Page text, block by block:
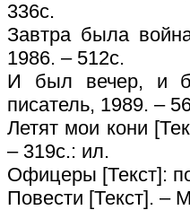
336с.
Завтра была
1986. – 512с.
И был вечер, и
писатель, 1989. –
Летят мои кони
– 319с.: ил.
Офицеры [Текст]:
Повести [Текст]. –